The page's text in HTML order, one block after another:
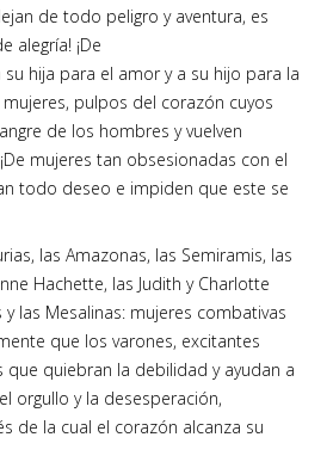
de todo peligro y aventura, es
alegría! ¡De
hija para el amor y a su hijo para la
mujeres, pulpos del corazón cuyos
de los hombres y vuelven
mujeres tan obsesionadas con el
todo deseo e impiden que este se
las Amazonas, las Semiramis, las
Hachette, las Judith y Charlotte
las Mesalinas: mujeres combativas
que los varones, excitantes
quiebran la debilidad y ayudan a
orgullo y la desesperación,
de la cual el corazón alcanza su